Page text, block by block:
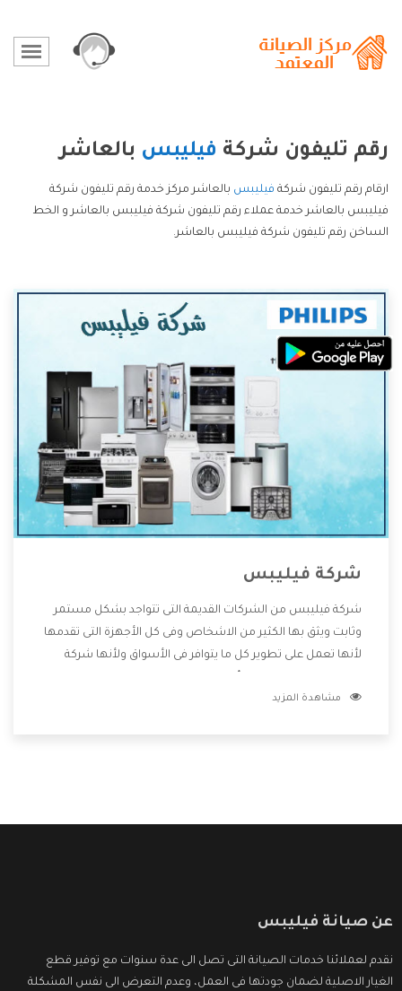
رقم تليفون شركة فيليبس بالعاشر
ارقام رقم تليفون شركة فيليبس بالعاشر مركز خدمة رقم تليفون شركة
فيليبس بالعاشر خدمة عملاء رقم تليفون شركة فيليبس بالعاشر و الخط
الساخن رقم تليفون شركة فيليبس بالعاشر.
شركة فيليبس
شركة فيليبس من الشركات القديمة التى تتواجد بشكل مستمر
وثابت ويثق بها الكثير من الاشخاص وفى كل الأجهزة التى تقدمها
لأنها تعمل على تطوير كل ما يتوافر فى الأسواق ولأنها شركة
وتقدم للعملاء أقوى العروض والخصومات التى تسهل على
مشاهدة المزيد
عن صيانة فيليبس
نقدم لعملائنا خدمات الصيانة التى تصل الى عدة سنوات مع توفير قطع
الغيار الاصلية لضمان جودتها فى العمل، وعدم التعرض الى نفس المشكلة